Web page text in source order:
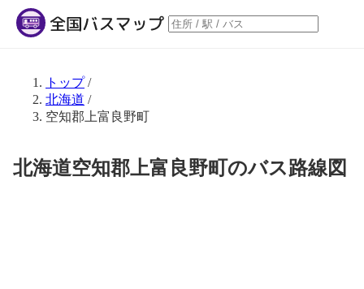
トップ/
北海道 /
空知郡上富良野町
北海道空知郡上富良野町のバス路線図